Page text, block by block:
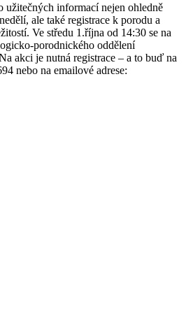
užitečných informací nejen ohledně
ale také registrace k porodu a
Ve středu 1.října od 14:30 se na
porodnického oddělení
akci je nutná registrace – a to buď na
nebo na emailové adrese: